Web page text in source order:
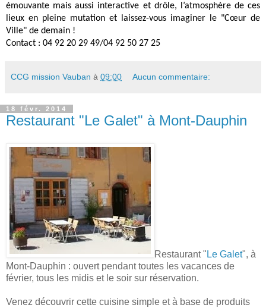
émouvante mais aussi interactive et drôle, l’atmosphère de ces
lieux en pleine mutation et laissez-vous imaginer le "Cœur de
Ville" de demain !
Contact : 04 92 20 29 49/04 92 50 27 25
CCG mission Vauban à 09:00 Aucun commentaire:
18 févr. 2014
Restaurant "Le Galet" à Mont-Dauphin
Restaurant " Le Galet", à
Mont-Dauphin : ouvert pendant toutes les vacances de
février, tous les midis et le soir sur réservation.
Venez découvrir cette cuisine simple et à base de produits